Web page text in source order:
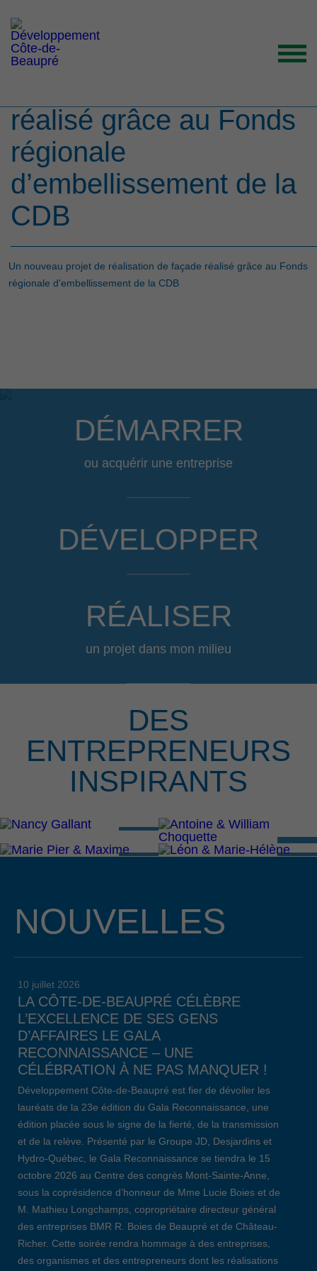
ACCUEIL
ORGANISATION
GRANDS ENJEUX
ENTREPRENEURS INSPIRANTS
NOUVELLES
Un nouveau projet de
réalisé grâce au Fonds
régionale
d’embellissement de la
CDB
Un nouveau projet de réalisation de façade réalisé grâce au Fonds
régionale d'embellissement de la CDB
DÉMARRER
ou acquérir une entreprise
DÉVELOPPER
RÉALISER
un projet dans mon milieu
DES
ENTREPRENEURS
INSPIRANTS
NOUVELLES
10 juillet 2026
LA CÔTE-DE-BEAUPRÉ CÉLÈBRE
L’EXCELLENCE DE SES GENS
D’AFFAIRES LE GALA
RECONNAISSANCE – UNE
CÉLÉBRATION À NE PAS MANQUER !
Développement Côte-de-Beaupré est fier de dévoiler les
lauréats de la 23e édition du Gala Reconnaissance, une
édition placée sous le signe de la fierté, de la transmission
et de la relève. Présenté par le Groupe JD, Desjardins et
Hydro-Québec, le Gala Reconnaissance se tiendra le 15
octobre 2026 au Centre des congrès Mont-Sainte-Anne,
sous la coprésidence d’honneur de Mme Lucie Boies et de
M. Mathieu Longchamps, copropriétaire directeur général
des entreprises BMR R. Boies de Beaupré et de Château-
Richer. Cette soirée rendra hommage à des entreprises,
des organismes et des entrepreneurs dont les réalisations